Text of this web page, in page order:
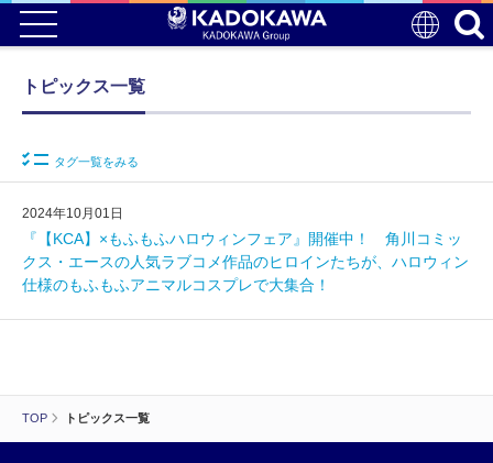
TOP トピックス一覧
トピックス一覧
タグ一覧をみる
2024年10月01日
『【KCA】×もふもふハロウィンフェア』開催中！ 角川コミッ
クス・エースの人気ラブコメ作品のヒロインたちが、ハロウィン
仕様のもふもふアニマルコスプレで大集合！